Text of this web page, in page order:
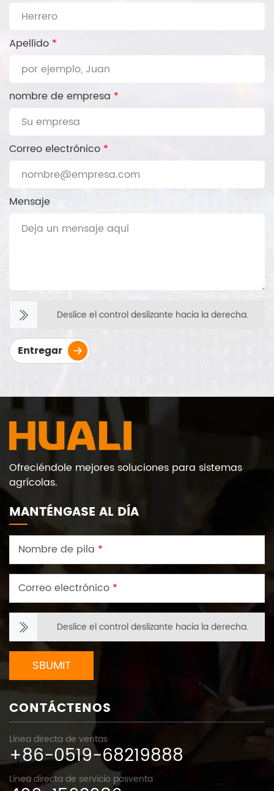
Apellido *
nombre de empresa *
Correo electrónico *
Mensaje
Deslice el control deslizante hacia la derecha.
Entregar
Ofreciéndole mejores soluciones para sistemas
agrícolas.
MANTÉNGASE AL DÍA
Nombre de pila *
Correo electrónico *
Deslice el control deslizante hacia la derecha.
SBUMIT
CONTÁCTENOS
Línea directa de ventas
+86-0519-68219888
Línea directa de servicio posventa